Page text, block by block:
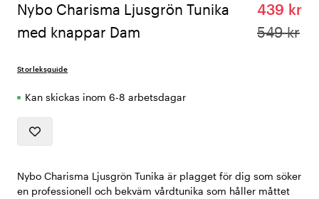
Nybo Charisma Ljusgrön Tunika
med knappar Dam
439 kr
549 kr
Storleksguide
Kan skickas inom 6-8 arbetsdagar
Nybo Charisma Ljusgrön Tunika är plagget för dig som söker
en professionell och bekväm vårdtunika som håller måttet